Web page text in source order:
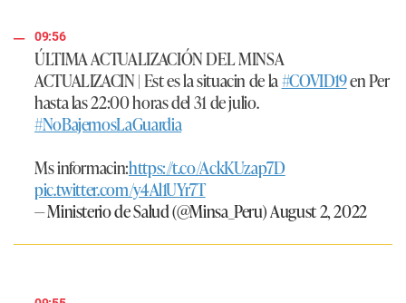
09:56
ÚLTIMA ACTUALIZACIÓN DEL MINSA
ACTUALIZACIN | Est es la situacin de la#COVID19en Per
hasta las 22:00 horas del 31 de julio.
#NoBajemosLaGuardia
Ms informacin:https://t.co/AckKUzap7D
pic.twitter.com/y4Al1UYr7T
— Ministerio de Salud (@Minsa_Peru)August 2, 2022